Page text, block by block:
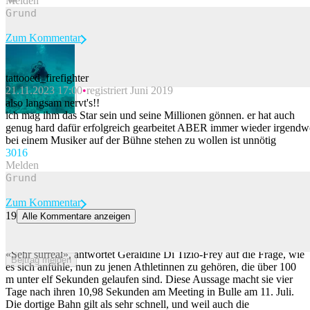
Beitrag melden
Zum Kommentar
tattooed_firefighter
21.11.2023 17:00 registriert Juni 2019
also langsam nervt's!!
ich mag ihm das Star sein und seine Millionen gönnen. er hat auch
genug hard dafür erfolgreich gearbeitet ABER immer wieder
bei einem Musiker auf der Bühne stehen zu wollen ist unnötig
3016
Melden
Beitrag melden
Zum Kommentar
19 Alle Kommentare anzeigen
«Sehr surreal», antwortet Géraldine Di Tizio-Frey auf die Frage, wie
es sich anfühle, nun zu jenen Athletinnen zu gehören, die über 100
m unter elf Sekunden gelaufen sind. Diese Aussage macht sie vier
Tage nach ihren 10,98 Sekunden am Meeting in Bulle am 11. Juli.
Die dortige Bahn gilt als sehr schnell, und weil auch die